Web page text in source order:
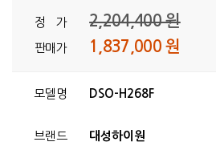
정 가 2,204,400 원
판매가 1,837,000 원
모델명 DSO-H268F
브랜드 대성하이원